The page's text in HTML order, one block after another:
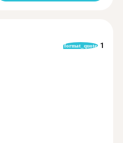
format_quote 1